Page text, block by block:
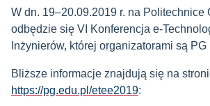
W dn. 19–20.09.2019 r. na Politechnice
odbędzie się VI Konferencja e-
Inżynierów, której organizatorami są PG
Bliższe informacje znajdują się na
https://pg.edu.pl/etee2019: